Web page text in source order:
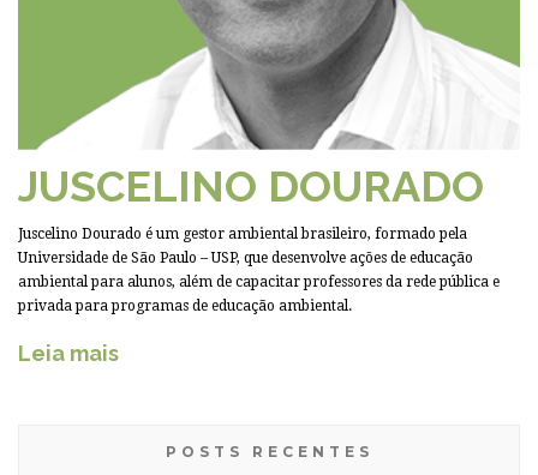
JUSCELINO DOURADO
Juscelino Dourado é um gestor ambiental brasileiro, formado pela
Universidade de São Paulo – USP, que desenvolve ações de educação
ambiental para alunos, além de capacitar professores da rede pública e
privada para programas de educação ambiental.
Leia mais
POSTS RECENTES